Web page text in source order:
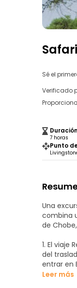
Sé el
Verificado
Duración
7 horas
Punto
Una
combina
de
1. El viaje
del traslado al paso
Leer más